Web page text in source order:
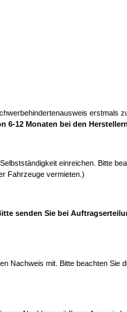
erstmals
6-12 Monaten bei den
einreichen. Bitte
Fahrzeuge vermieten.)
senden Sie bei
Nachweis mit. Bitte beachten Sie